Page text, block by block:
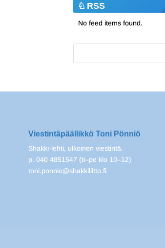
RSS
No feed items found.
Viestintäpäällikkö Toni Pönniö
Shakki-lehti, ulkoinen viestintä.
p. 040 4851547 (ti–pe klo 10–12)
toni.ponnio@shakkiliitto.fi